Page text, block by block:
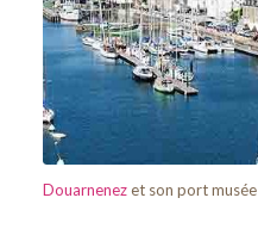
Douarnenezet son port musée